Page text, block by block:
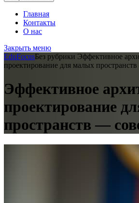
Главная
Контакты
О нас
Закрыть меню
EduFocusБез рубрики Эффективное
проектирование для малых
Эффективное
проектирование
пространств —